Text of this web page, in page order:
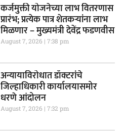
कर्जमुक्ती योजनेच्या लाभ वितरणास
प्रारंभ; प्रत्येक पात्र शेतकऱ्यांना लाभ
मिळणार – मुख्यमंत्री देवेंद्र फडणवीस
August 7, 2026 7:38 pm
अन्यायाविरोधात डॉक्टरांचे
जिल्हाधिकारी कार्यालयासमोर
धरणे आंदोलन
August 7, 2026 7:32 pm